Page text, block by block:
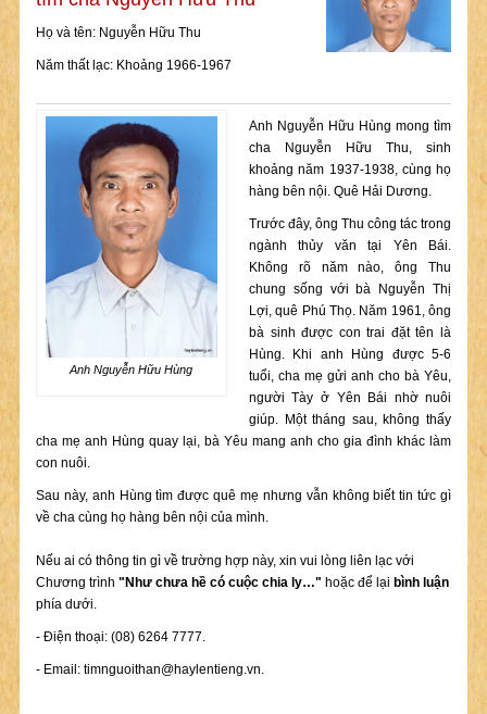
Họ và tên: Nguyễn Hữu Thu
Năm thất lạc: Khoảng 1966-1967
Anh Nguyễn Hữu Hùng
Anh Nguyễn Hữu Hùng mong tìm
cha Nguyễn Hữu Thu, sinh
khoảng năm 1937-1938, cùng họ
hàng bên nội. Quê Hải Dương.
Trước đây, ông Thu công tác trong
ngành thủy văn tại Yên Bái.
Không rõ năm nào, ông Thu
chung sống với bà Nguyễn Thị
Lợi, quê Phú Thọ. Năm 1961, ông
bà sinh được con trai đặt tên là
Hùng. Khi anh Hùng được 5-6
tuổi, cha mẹ gửi anh cho bà Yêu,
người Tày ở Yên Bái nhờ nuôi
giúp. Một tháng sau, không thấy
cha mẹ anh Hùng quay lại, bà Yêu mang anh cho gia đình khác làm
con nuôi.
Sau này, anh Hùng tìm được quê mẹ nhưng vẫn không biết tin tức gì
về cha cùng họ hàng bên nội của mình.
Nếu ai có thông tin gì về trường hợp này, xin vui lòng liên lạc với
Chương trình "Như chưa hề có cuộc chia ly…" hoặc để lại bình luận
phía dưới.
- Điện thoại: (08) 6264 7777.
- Email: timnguoithan@haylentieng.vn.